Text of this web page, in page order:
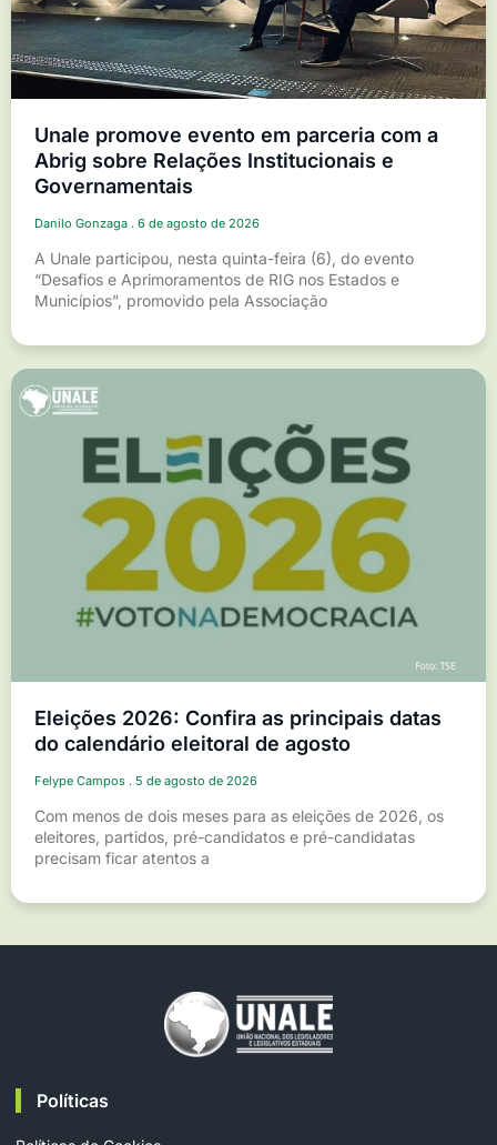
Unale promove evento em parceria com a
Abrig sobre Relações Institucionais e
Governamentais
Danilo Gonzaga 6 de agosto de 2026
A Unale participou, nesta quinta-feira (6), do evento
“Desafios e Aprimoramentos de RIG nos Estados e
Municípios”, promovido pela Associação
Eleições 2026: Confira as principais datas
do calendário eleitoral de agosto
Felype Campos 5 de agosto de 2026
Com menos de dois meses para as eleições de 2026, os
eleitores, partidos, pré-candidatos e pré-candidatas
precisam ficar atentos a
Políticas